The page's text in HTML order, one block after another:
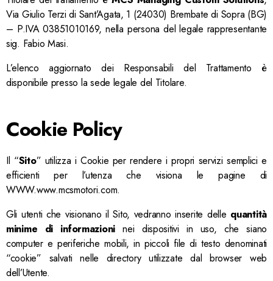
Via Giulio Terzi di Sant’Agata, 1 (24030) Brembate di Sopra (BG)
– P.IVA 03851010169, nella persona del legale rappresentante
sig. Fabio Masi.
L’elenco aggiornato dei Responsabili del Trattamento è
disponibile presso la sede legale del Titolare.
Cookie Policy
Il “Sito” utilizza i Cookie per rendere i propri servizi semplici e
efficienti per l’utenza che visiona le pagine di
WWW.www.mcsmotori.com.
Gli utenti che visionano il Sito, vedranno inserite delle quantità
minime di informazioni nei dispositivi in uso, che siano
computer e periferiche mobili, in piccoli file di testo denominati
“cookie” salvati nelle directory utilizzate dal browser web
dell’Utente.